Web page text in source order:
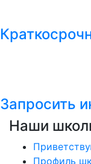
Запросить
Наши
Профиль